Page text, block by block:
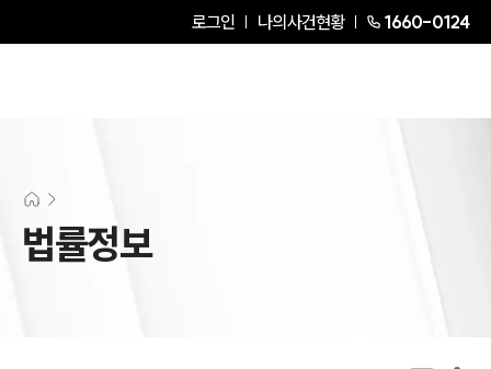
로그인 나의사건현황 1660-0124
법률정보